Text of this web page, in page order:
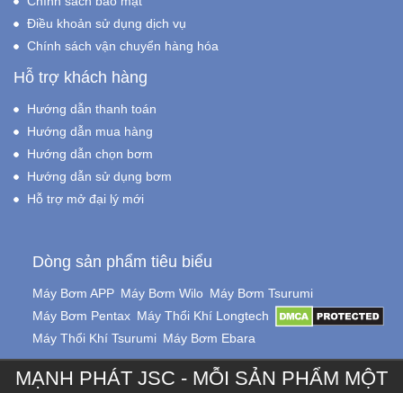
Điều khoản sử dụng dịch vụ
Chính sách vận chuyển hàng hóa
Hỗ trợ khách hàng
Hướng dẫn thanh toán
Hướng dẫn mua hàng
Hướng dẫn chọn bơm
Hướng dẫn sử dụng bơm
Hỗ trợ mở đại lý mới
Dòng sản phẩm tiêu biểu
Máy Bơm APP Máy Bơm Wilo Máy Bơm Tsurumi
Máy Bơm Pentax Máy Thổi Khí Longtech
Máy Thổi Khí Tsurumi Máy Bơm Ebara
MẠNH PHÁT JSC - MỖI SẢN PHẨM MỘT